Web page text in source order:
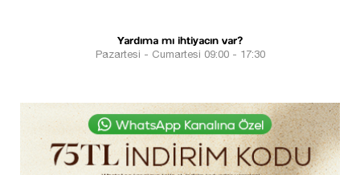
Yardıma mı ihtiyacın var?
Pazartesi - Cumartesi 09:00 - 17:30